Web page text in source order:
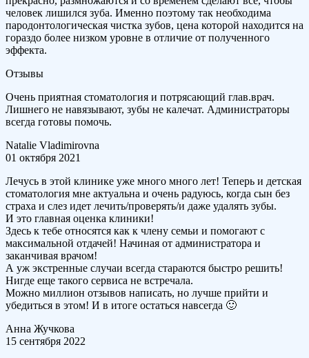
человек лишился зуба. Именно поэтому так необходима
пародонтологическая чистка зубов, цена которой находится на
гораздо более низком уровне в отличие от полученного
эффекта.
Отзывы
Очень приятная стоматология и потрясающий глав.врач.
Лишнего не навязывают, зубы не калечат. Администраторы
всегда готовы помочь.
Natalie Vladimirovna
01 октября 2021
Лечусь в этой клинике уже много много лет! Теперь и детская
стоматология мне актуальна и очень радуюсь, когда сын без
страха и слез идет лечить/проверять/и даже удалять зубы.
И это главная оценка клиники!
Здесь к тебе относятся как к члену семьи и помогают с
максимальной отдачей! Начиная от администратора и
заканчивая врачом!
А уж экстренные случаи всегда стараются быстро решить!
Нигде еще такого сервиса не встречала.
Можно миллион отзывов написать, но лучше прийти и
убедиться в этом! И в итоге остаться навсегда 🙂
Анна Жучкова
15 сентября 2022